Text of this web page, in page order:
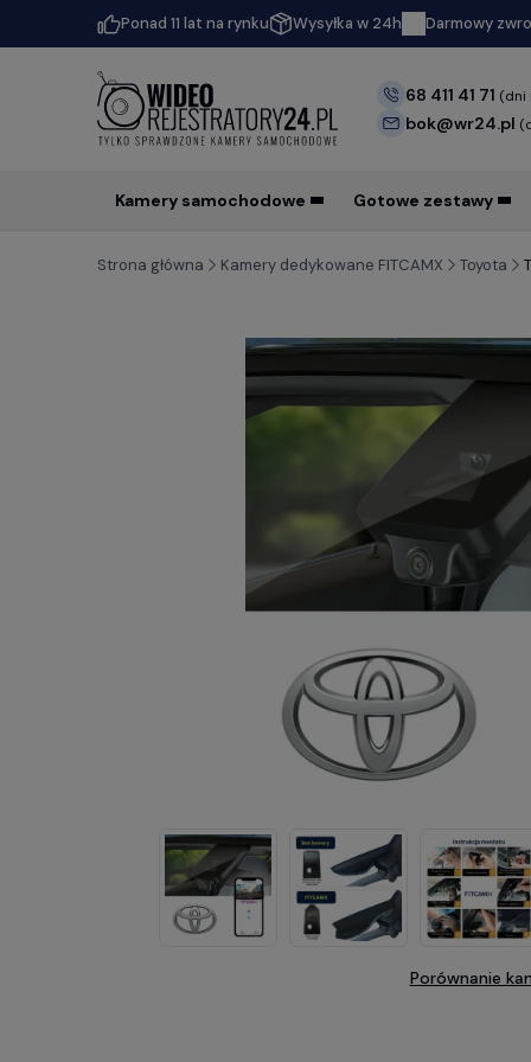
Ponad 11 lat na rynku Wysyłka w 24h Darmowy
68 411 41 71 (dni
bok@wr24.pl
Kamery samochodowe Gotowe zestawy
Strona główna Kamery dedykowane FITCAMX Toyota
Porównanie